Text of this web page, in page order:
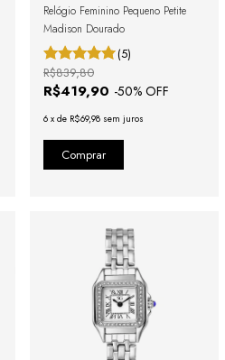
Relógio Feminino Pequeno Petite
Madison Dourado
(5)
R$419,90 -50% OFF
R$839,80
6 x de R$69,98 sem juros